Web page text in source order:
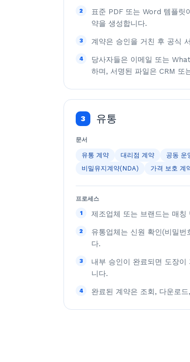
2
표준 PDF 또는 Word 템플릿
약을 생성합니다.
3 계약은 승인을 거친 후 공식
4
당사자들은 이메일 또는
하며, 서명된 파일은 CRM 또
3 유통
문서
유통 계약 대리점 계약 공동 운
비밀유지계약(NDA)
가격 보호 계
프로세스
1 제조업체 또는 브랜드는 매
2
유통업체는 신원 확인(비밀
다.
3
내부 승인이 완료되면 도장
니다.
4 완료된 계약은 조회, 다운로